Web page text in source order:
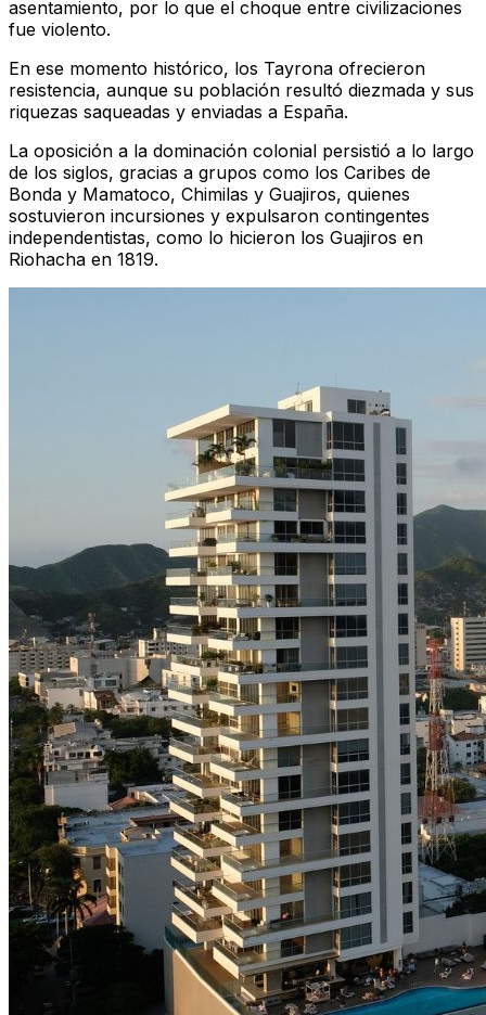
asentamiento, por lo que el choque entre civilizaciones
fue violento.
En ese momento histórico, los Tayrona ofrecieron
resistencia, aunque su población resultó diezmada y sus
riquezas saqueadas y enviadas a España.
La oposición a la dominación colonial persistió a lo largo
de los siglos, gracias a grupos como los Caribes de
Bonda y Mamatoco, Chimilas y Guajiros, quienes
sostuvieron incursiones y expulsaron contingentes
independentistas, como lo hicieron los Guajiros en
Riohacha en 1819.